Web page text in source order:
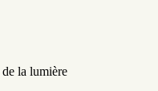
la lumière